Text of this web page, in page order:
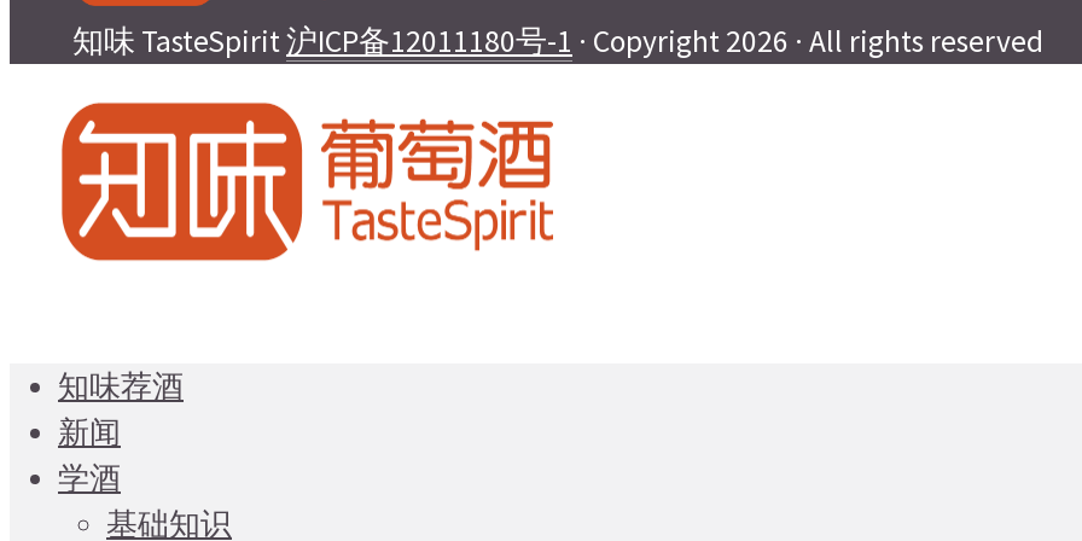
知味 TasteSpirit沪ICP备12011180号-1 · Copyright 2026 · All rights reserved
知味荐酒
新闻
学酒
基础知识